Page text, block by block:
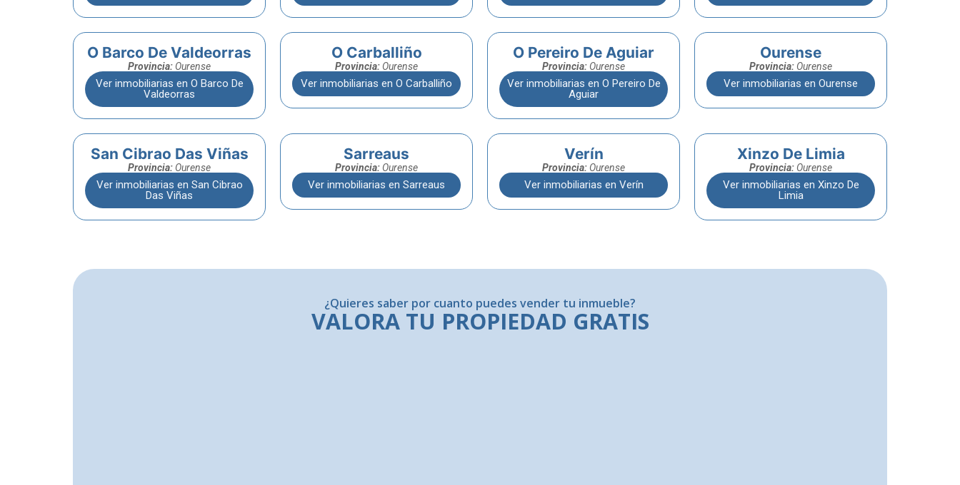
O Barco De Valdeorras
Provincia: Ourense
Ver inmobiliarias en O Barco De
Valdeorras
O Carballiño
Provincia: Ourense
Ver inmobiliarias en O Carballiño
O Pereiro De Aguiar
Provincia: Ourense
Ver inmobiliarias en O Pereiro De
Aguiar
Ourense
Provincia: Ourense
Ver inmobiliarias en Ourense
San Cibrao Das Viñas
Provincia: Ourense
Ver inmobiliarias en San Cibrao
Das Viñas
Sarreaus
Provincia: Ourense
Ver inmobiliarias en Sarreaus
Verín
Provincia: Ourense
Ver inmobiliarias en Verín
Xinzo De Limia
Provincia: Ourense
Ver inmobiliarias en Xinzo De
Limia
¿Quieres saber por cuanto puedes vender tu inmueble?
VALORA TU PROPIEDAD GRATIS